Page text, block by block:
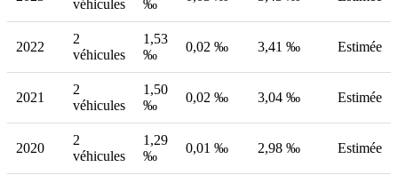
véhicules
‰
2022
2
véhicules
1,53
‰
0,02 ‰ 3,41 ‰ Estimée
2021
2
véhicules
1,50
‰
0,02 ‰ 3,04 ‰ Estimée
2020
2
véhicules
1,29
‰
0,01 ‰ 2,98 ‰ Estimée